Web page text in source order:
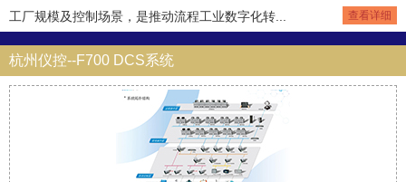
工厂规模及控制场景，是推动流程工业数字化转... 查看详细
杭州仪控--F700 DCS系统